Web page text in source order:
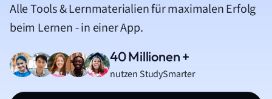
Alle Tools & Lernmaterialien für maximalen Erfolg
beim Lernen - in einer App.
40 Millionen +
nutzen StudySmarter